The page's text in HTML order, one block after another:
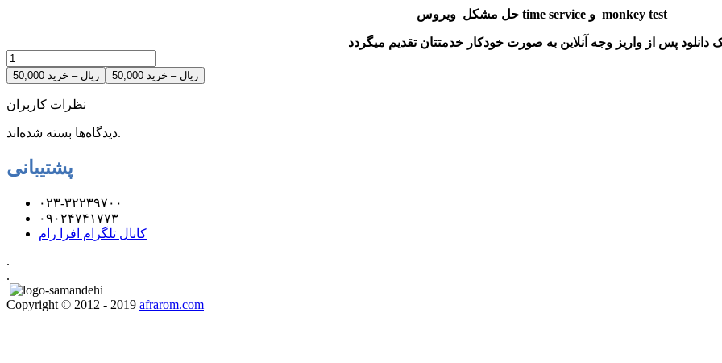
حل مشکل ویروس time service و monkey test
دانلود پس از واریز وجه آنلاین به صورت خودکار خدمتتان تقدیم میگردد
50,000 ریال – خرید
نظرات کاربران
دیدگاه‌ها بسته شده‌اند.
پشتیبانی
۰۲۳-۳۲۲۳۹۷۰۰
۰۹۰۲۴۷۴۱۷۷۳
کانال تلگرام افرا رام
.
.
Copyright © 2012 - 2019 afrarom.com